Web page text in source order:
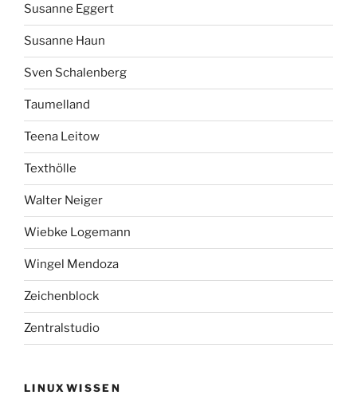
Susanne Eggert
Susanne Haun
Sven Schalenberg
Taumelland
Teena Leitow
Texthölle
Walter Neiger
Wiebke Logemann
Wingel Mendoza
Zeichenblock
Zentralstudio
LINUXWISSEN